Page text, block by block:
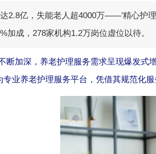
2.8亿，失能老人超4000万——'精心护
加成，278家机构1.2万岗位虚位以待。
断加深， 养老护理服务需求呈现爆发式
业养老护理服务平台，凭借其规范化